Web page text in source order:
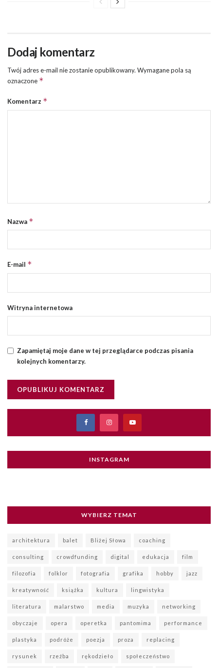
Dodaj komentarz
Twój adres e-mail nie zostanie opublikowany. Wymagane pola są
oznaczone *
Komentarz *
Nazwa *
E-mail *
Witryna internetowa
Zapamiętaj moje dane w tej przeglądarce podczas pisania
kolejnych komentarzy.
INSTAGRAM
WYBIERZ TEMAT
architektura balet Bliżej Słowa coaching
consulting crowdfunding digital edukacja film
filozofia folklor fotografia grafika hobby jazz
kreatywność książka kultura lingwistyka
literatura malarstwo media muzyka networking
obyczaje opera operetka pantomima performance
plastyka podróże poezja proza replacing
rysunek rzeźba rękodzieło społeczeństwo